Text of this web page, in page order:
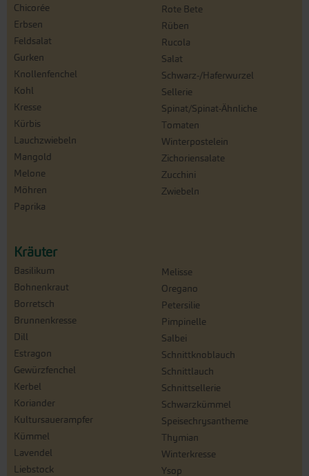
Chicorée
Erbsen
Feldsalat
Gurken
Knollenfenchel
Kohl
Kresse
Kürbis
Lauchzwiebeln
Mangold
Melone
Möhren
Paprika
Rote Bete
Rüben
Rucola
Salat
Schwarz-/Haferwurzel
Sellerie
Spinat/Spinat-Ähnliche
Tomaten
Winterpostelein
Zichoriensalate
Zucchini
Zwiebeln
Kräuter
Basilikum
Bohnenkraut
Borretsch
Brunnenkresse
Dill
Estragon
Gewürzfenchel
Kerbel
Koriander
Kultursauerampfer
Kümmel
Lavendel
Liebstock
Melisse
Oregano
Petersilie
Pimpinelle
Salbei
Schnittknoblauch
Schnittlauch
Schnittsellerie
Schwarzkümmel
Speisechrysantheme
Thymian
Winterkresse
Ysop